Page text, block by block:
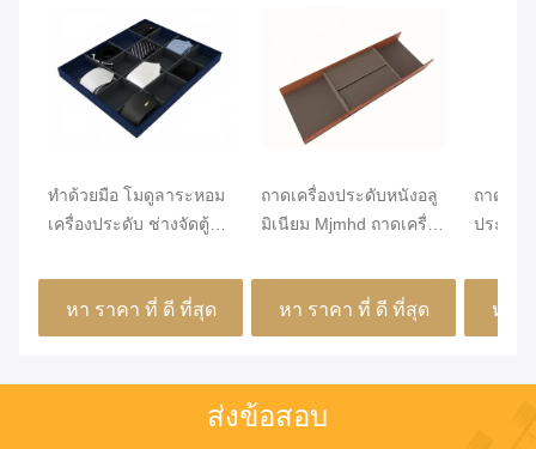
ทําด้วยมือ โมดูลาระหอม
เครื่องประดับ ช่างจัดตู้ตู้
หา ราคา ที่ ดี ที่สุด
ถาดเครื่องประดับหนังอลู
มิเนียม Mjmhd ถาดเครื่อง
สำหรับลิ้นชัก งานฝีมือ
หา ราคา ที่ ดี ที่สุด
ถาดจัดร
ประดับ
หา
ส่งข้อสอบ